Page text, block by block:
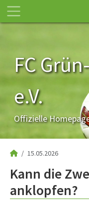
FC
e.V.
Offizielle
15.05.2026
Kann die
anklopfen?